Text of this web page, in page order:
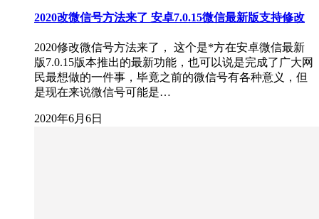
2020改微信号方法来了 安卓7.0.15微信最新版支持修改
2020修改微信号方法来了， 这个是*方在安卓微信最新
版7.0.15版本推出的最新功能，也可以说是完成了广大网
民最想做的一件事，毕竟之前的微信号有各种意义，但
是现在来说微信号可能是…
2020年6月6日